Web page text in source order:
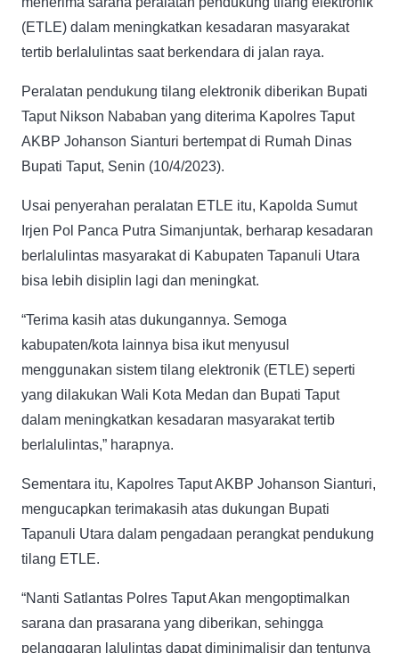
(ETLE) dalam meningkatkan kesadaran masyarakat
tertib berlalulintas saat berkendara di jalan raya.
Peralatan pendukung tilang elektronik diberikan Bupati
Taput Nikson Nababan yang diterima Kapolres Taput
AKBP Johanson Sianturi bertempat di Rumah Dinas
Bupati Taput, Senin (10/4/2023).
Usai penyerahan peralatan ETLE itu, Kapolda Sumut
Irjen Pol Panca Putra Simanjuntak, berharap kesadaran
berlalulintas masyarakat di Kabupaten Tapanuli Utara
bisa lebih disiplin lagi dan meningkat.
“Terima kasih atas dukungannya. Semoga
kabupaten/kota lainnya bisa ikut menyusul
menggunakan sistem tilang elektronik (ETLE) seperti
yang dilakukan Wali Kota Medan dan Bupati Taput
dalam meningkatkan kesadaran masyarakat tertib
berlalulintas,” harapnya.
Sementara itu, Kapolres Taput AKBP Johanson Sianturi,
mengucapkan terimakasih atas dukungan Bupati
Tapanuli Utara dalam pengadaan perangkat pendukung
tilang ETLE.
“Nanti Satlantas Polres Taput Akan mengoptimalkan
sarana dan prasarana yang diberikan, sehingga
pelanggaran lalulintas dapat diminimalisir dan tentunya